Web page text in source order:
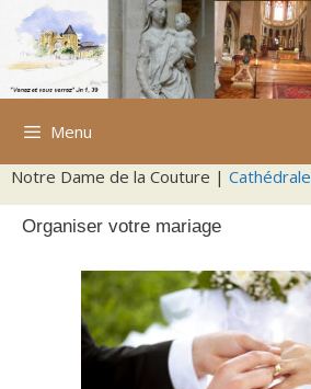
Aller
contenu
Menu
Notre Dame de la Couture |
Organiser votre mariage